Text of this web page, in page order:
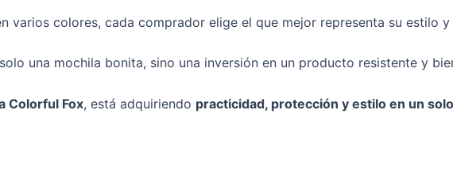
varios colores, cada comprador elige el que mejor representa su estilo y
una mochila bonita, sino una inversión en un producto resistente y
Colorful Fox, está adquiriendo practicidad, protección y estilo en un